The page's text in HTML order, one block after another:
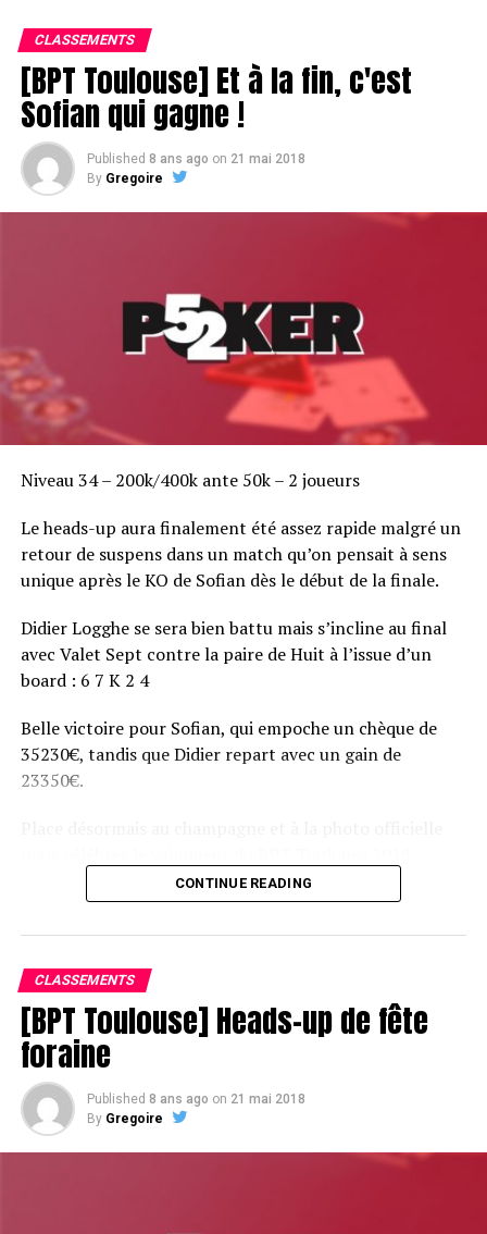
RELATED TOPICS:
UP NEXT
Pause
DON'T MISS
Braesco se met au plongeon
CLASSEMENTS
[BPT Toulouse] Et à la fin, c'est
Sofian qui gagne !
Published 8 ans ago on 21 mai 2018
By Gregoire
Niveau 34 – 200k/400k ante 50k – 2 joueurs
Le heads-up aura finalement été assez rapide malgré un
retour de suspens dans un match qu’on pensait à sens
unique après le KO de Sofian dès le début de la finale.
Didier Logghe se sera bien battu mais s’incline au final
avec Valet Sept contre la paire de Huit à l’issue d’un
board : 6 7 K 2 4
Belle victoire pour Sofian, qui empoche un chèque de
35230€, tandis que Didier repart avec un gain de
23350€.
CONTINUE READING
CLASSEMENTS
[BPT Toulouse] Heads-up de fête
foraine
Published 8 ans ago on 21 mai 2018
By Gregoire